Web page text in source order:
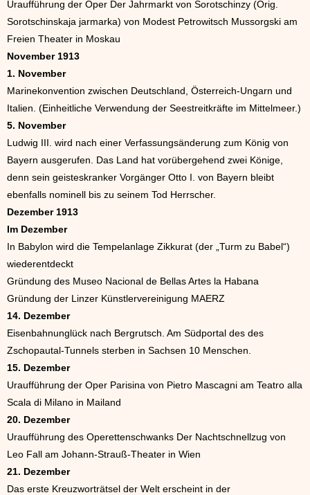
Uraufführung der Oper Der Jahrmarkt von Sorotschinzy (Orig.
Sorotschinskaja jarmarka) von Modest Petrowitsch Mussorgski am
Freien Theater in Moskau
November 1913
1. November
Marinekonvention zwischen Deutschland, Österreich-Ungarn und
Italien. (Einheitliche Verwendung der Seestreitkräfte im Mittelmeer.)
5. November
Ludwig III. wird nach einer Verfassungsänderung zum König von
Bayern ausgerufen. Das Land hat vorübergehend zwei Könige,
denn sein geisteskranker Vorgänger Otto I. von Bayern bleibt
ebenfalls nominell bis zu seinem Tod Herrscher.
Dezember 1913
Im Dezember
In Babylon wird die Tempelanlage Zikkurat (der „Turm zu Babel“)
wiederentdeckt
Gründung des Museo Nacional de Bellas Artes la Habana
Gründung der Linzer Künstlervereinigung MAERZ
14. Dezember
Eisenbahnunglück nach Bergrutsch. Am Südportal des des
Zschopautal-Tunnels sterben in Sachsen 10 Menschen.
15. Dezember
Uraufführung der Oper Parisina von Pietro Mascagni am Teatro alla
Scala di Milano in Mailand
20. Dezember
Uraufführung des Operettenschwanks Der Nachtschnellzug von
Leo Fall am Johann-Strauß-Theater in Wien
21. Dezember
Das erste Kreuzworträtsel der Welt erscheint in der